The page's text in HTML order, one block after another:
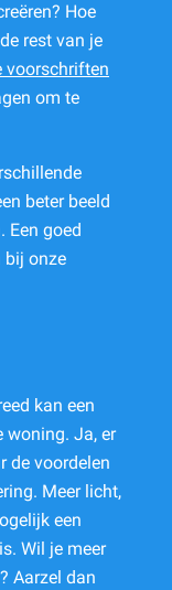
Hoe
rest van je
voorschriften
om te
beter beeld
Een goed
bij onze
kan een
woning. Ja, er
de voordelen
Meer licht,
een
Wil je meer
Aarzel dan